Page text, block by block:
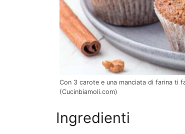
Con 3 carote e una manciata di farina ti
(Cucinbiamoli.com)
Ingredienti